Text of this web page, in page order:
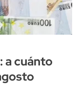
a cuánto